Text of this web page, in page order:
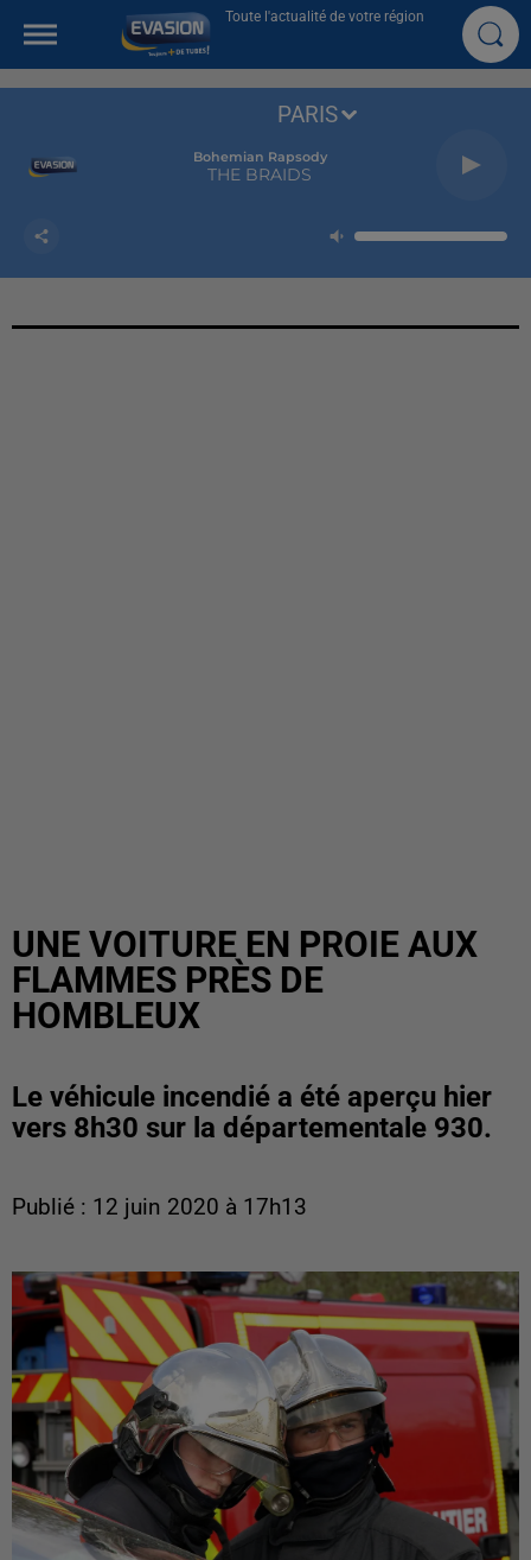
Toute l'actualité de votre région
Bohemian Rapsody
THE BRAIDS
PARIS
UNE VOITURE EN PROIE AUX
FLAMMES PRÈS DE
HOMBLEUX
Le véhicule incendié a été aperçu hier
vers 8h30 sur la départementale 930.
Publié : 12 juin 2020 à 17h13